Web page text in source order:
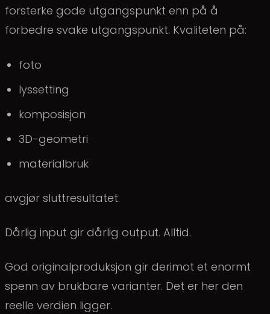
forsterke gode utgangspunkt enn på å
forbedre svake utgangspunkt. Kvaliteten på:
foto
lyssetting
komposisjon
3D-geometri
materialbruk
avgjør sluttresultatet.
Dårlig input gir dårlig output. Alltid.
God originalproduksjon gir derimot et enormt
spenn av brukbare varianter. Det er her den
reelle verdien ligger.